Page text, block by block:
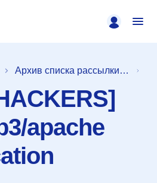
Архив списка рассылки [pgsql-general]
apache